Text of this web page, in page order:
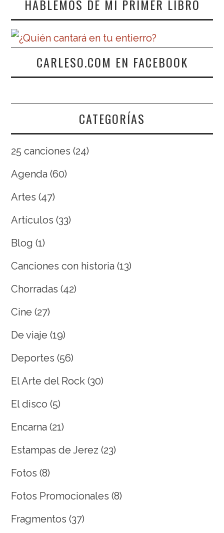
HABLEMOS DE MI PRIMER LIBRO
CARLESO.COM EN FACEBOOK
CATEGORÍAS
25 canciones (24)
Agenda (60)
Artes (47)
Artículos (33)
Blog (1)
Canciones con historia (13)
Chorradas (42)
Cine (27)
De viaje (19)
Deportes (56)
El Arte del Rock (30)
El disco (5)
Encarna (21)
Estampas de Jerez (23)
Fotos (8)
Fotos Promocionales (8)
Fragmentos (37)